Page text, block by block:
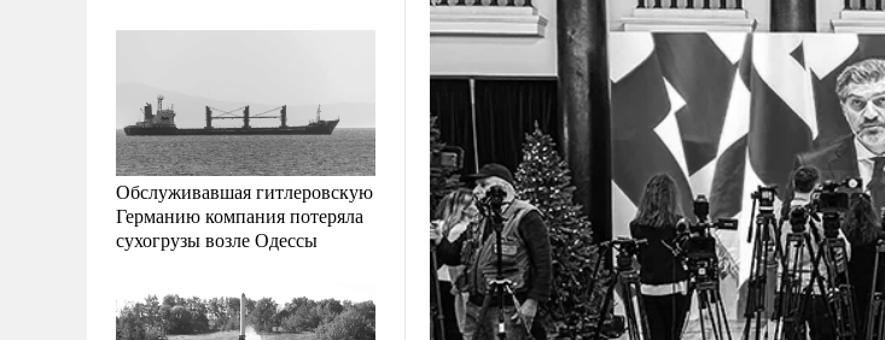
Обслуживавшая гитлеровскую
Германию компания потеряла
сухогрузы возле Одессы